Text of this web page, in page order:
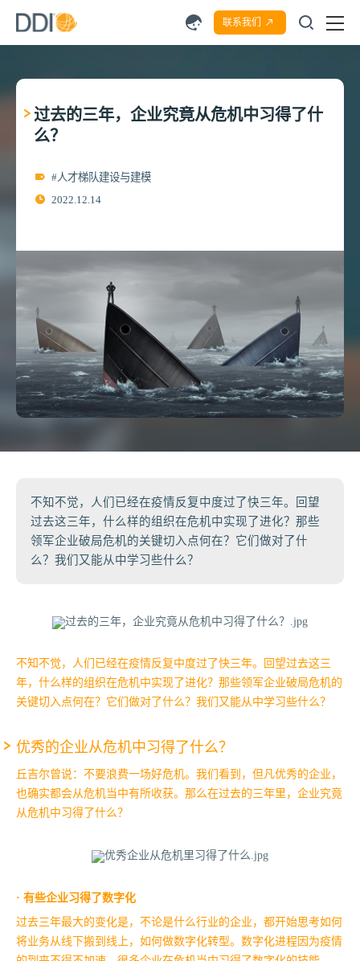
联系我们
过去的三年，企业究竟从危机中习得了什
么？
#人才梯队建设与建模
2022.12.14
不知不觉，人们已经在疫情反复中度过了快三年。回望
过去这三年，什么样的组织在危机中实现了进化？那些
领军企业破局危机的关键切入点何在？它们做对了什
么？我们又能从中学习些什么？
不知不觉，人们已经在疫情反复中度过了快三年。回望过去这三
年，什么样的组织在危机中实现了进化？那些领军企业破局危机的
关键切入点何在？它们做对了什么？我们又能从中学习些什么？
优秀的企业从危机中习得了什么？
丘吉尔曾说：不要浪费一场好危机。我们看到，但凡优秀的企业，
也确实都会从危机当中有所收获。那么在过去的三年里，企业究竟
从危机中习得了什么？
· 有些企业习得了数字化
过去三年最大的变化是，不论是什么行业的企业，都开始思考如何
将业务从线下搬到线上，如何做数字化转型。数字化进程因为疫情